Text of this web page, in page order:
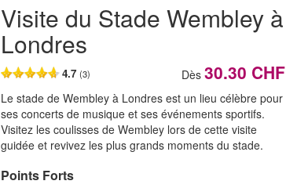
Visite du Stade Wembley à
Londres
4.7(3) Dès 30.30 CHF
Le stade de Wembley à Londres est un lieu célèbre pour
ses concerts de musique et ses événements sportifs.
Visitez les coulisses de Wembley lors de cette visite
guidée et revivez les plus grands moments du stade.
Points Forts